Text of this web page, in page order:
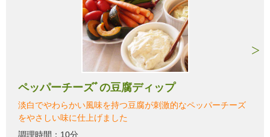
ペッパーチーズﾞの豆腐ディップ
淡白でやわらかい風味を持つ豆腐が刺激的なペッパーチーズ
をやさしい味に仕上げました
調理時間：10分